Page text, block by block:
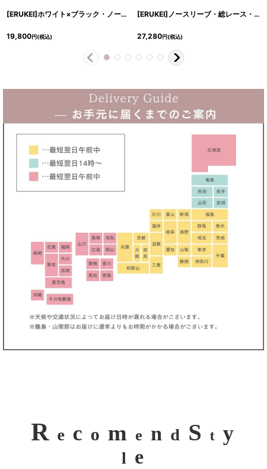
[ERUKEI]ホワイト×ブラック・ノースリーブ・Aライン・ハイウエスト・ミディアムドレス・ワンピース[奈月セナ着用][送料無料]
19,800円(税込)
[ERUKEI]ノースリーブ・総レース・マーメイド・ひざ下・ミディアム・ドレス・ワンピース[MIRIN・山崎みどり・黒木麗奈・関あいか着用]《送料＆代引き手数料無料》myrd
27,280円(税込)
R e c o m e n d S t y
l e